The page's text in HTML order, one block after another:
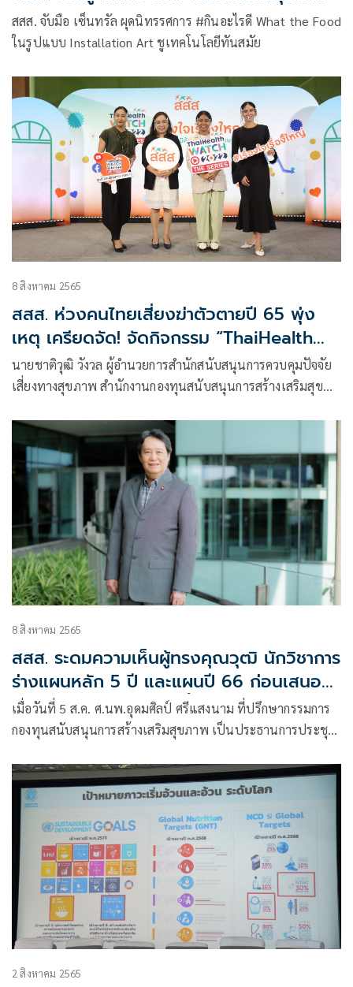
สสส. จับมือ เซ็นทรัล ผุดนิทรรศการ #กินอะไรดี What the Food
ในรูปแบบ Installation Art ชูเทคโนโลยีทันสมัย
8 สิงหาคม 2565
สสส. ห่วงคนไทยเสี่ยงฆ่าตัวตายปี 65 พุ่ง
เหตุ เครียดจัด! จัดกิจกรรม “ThaiHealth
Watch 2022 The Series : เรื่องใจเรื่อง
ใหญ่” แนะวิธีจัดการความเครียด สังเกตตัว
นวัตกรรมปรึกษาสุขภาพจิตออนไลน์ ผ่านเพจ
“Here to Heal” เข้าถึงง่าย
นายชาติวุฒิ วังวล ผู้อำนวยการสำนักสนับสนุนการควบคุมปัจจัย
เสี่ยงทางสุขภาพ สำนักงานกองทุนสนับสนุนการสร้างเสริมสุข
8 สิงหาคม 2565
สสส. ระดมความเห็นผู้ทรงคุณวุฒิ นักวิชาการ
ร่างแผนหลัก 5 ปี และแผนปี 66 ก่อนเสนอ
บอร์ดพิจารณา 18 ส.ค. นี้
เมื่อวันที่ 5 ส.ค. ศ.นพ.อุดมศิลป์ ศรีแสงนาม ที่ปรึกษากรรมการ
กองทุนสนับสนุนการสร้างเสริมสุขภาพ เป็นประธานการประชุม
2 สิงหาคม 2565